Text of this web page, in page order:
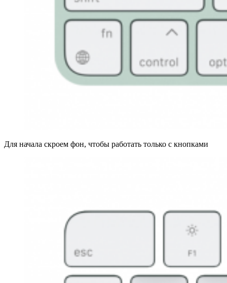
Для начала скроем фон, чтобы работать только с кнопками